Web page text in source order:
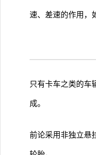
速、差速的作用，
只有卡车之类的车
成。
前论采用非独立悬